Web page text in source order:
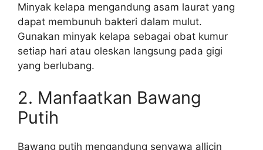
Minyak kelapa mengandung asam laurat yang
dapat membunuh bakteri dalam mulut.
Gunakan minyak kelapa sebagai obat kumur
setiap hari atau oleskan langsung pada gigi
yang berlubang.
2. Manfaatkan Bawang
Putih
Bawang putih mengandung senyawa allicin